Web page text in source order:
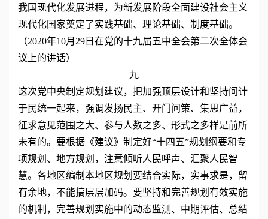
我国现代化发展进程，为新发展阶段全面建设社会主义
现代化国家奠定了实践基础、理论基础、制度基础。
（2020年10月29日在党的十九届五中全会第二次全体会
议上的讲话）
九
这次党中央制定规划建议，把加强顶层设计和坚持问计
于民统一起来，强调发扬民主、开门问策、集思广益，
征求意见范围之大、参与人数之多、形式之多样是前所
未有的。要根据《建议》制定好“十四五”规划纲要和专
项规划、地方规划，注意倾听人民呼声、汇聚人民智
慧。各地区编制本地区规划要结合实际，实事求是，留
有余地，不能搞层层加码。要坚持和完善规划有效实施
的机制，完善规划实施中的动态监测、中期评估、总结